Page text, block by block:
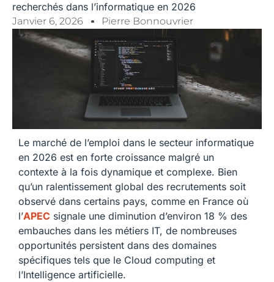
recherchés dans l’informatique en 2026
Janvier 6, 2026 Pierre Bonnouvrier
Le marché de l’emploi dans le secteur informatique
en 2026 est en forte croissance malgré un
contexte à la fois dynamique et complexe. Bien
qu’un ralentissement global des recrutements soit
observé dans certains pays, comme en France où
l’APEC signale une diminution d’environ 18 % des
embauches dans les métiers IT, de nombreuses
opportunités persistent dans des domaines
spécifiques tels que le Cloud computing et
l’Intelligence artificielle.